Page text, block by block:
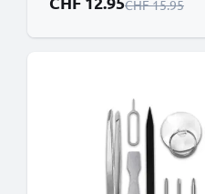
Regulärer Preis
CHF 15.95